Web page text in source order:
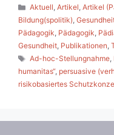
Kategorien
Aktuell,Artikel,Artikel
Bildung(spolitik),
Pädagogik, Pädagogik,
Gesundheit, Publikationen,
Schlagwörter
Ad-hoc-Stellungnahme,
humanitas“, persuasive
risikobasiertes